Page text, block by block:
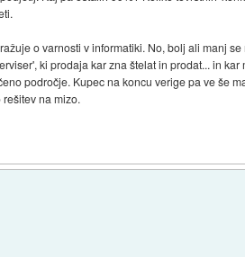
o varnosti v informatiki. No, bolj ali manj
ki prodaja kar zna štelat in prodat... in
področje. Kupec na koncu verige pa ve še
na mizo.